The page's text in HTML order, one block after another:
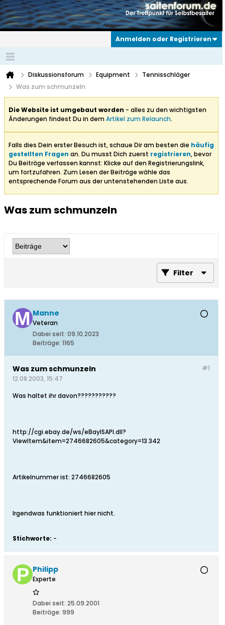
Anmelden oder Registrieren
Diskussionsforum Equipment
Tennisschläger
Was zum schmunzeln
Die Website ist umgebaut worden - alles zu den wichtigsten
Änderungen findest Du in demArtikel zum Relaunch.
Falls dies Dein erster Besuch ist, schaue Dir am besten die häufig
gestellten Fragen an. Du musst Dich zuerst registrieren, bevor
Du Beiträge verfassen kannst: Klicke auf den Registrierungslink,
um fortzufahren. Zum Lesen der Beiträge wähle das
entsprechende Forum aus der untenstehenden Liste aus.
Was zum schmunzeln
Filter
Manne
Veteran
Dabei seit: 09.10.2023
Beiträge: 1165
#1
Was zum schmunzeln
12.08.2003, 15:47
Was haltet ihr davon???????????
http://cgi.ebay.de/ws/eBayISAPI.dll?
ViewItem&item=2746682605&category=13 342
Artikelnummer ist: 2746682605
Irgendwas funktioniert hier nicht.
Stichworte: -
Philipp
Experte
Dabei seit: 25.09.2001
Beiträge: 999